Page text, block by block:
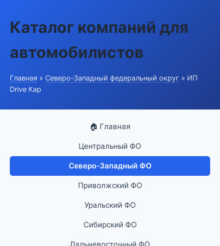
Каталог компаний для
автомобилистов
Главная » Северо-Западный федеральный округ » ИП
Drive Кар
🏠 Главная
Центральный ФО
Северо-Западный ФО
Приволжский ФО
Уральский ФО
Сибирский ФО